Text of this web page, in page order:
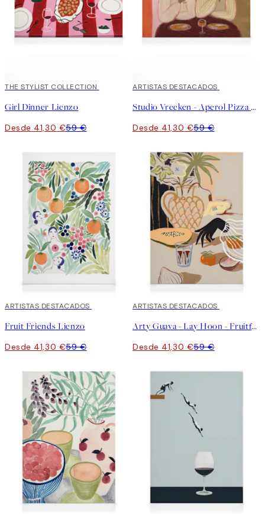
30%*
THE STYLIST COLLECTION
Girl Dinner Lienzo
Desde 41,30 €59 €
30%*
ARTISTAS DESTACADOS
Studio Vreeken - Aperol Pizza Party Lienzo
Desde 41,30 €59 €
30%*
ARTISTAS DESTACADOS
Fruit Friends Lienzo
Desde 41,30 €59 €
30%*
ARTISTAS DESTACADOS
Arty Guava - Lay Hoon - Fruitful Spread Lienzo
Desde 41,30 €59 €